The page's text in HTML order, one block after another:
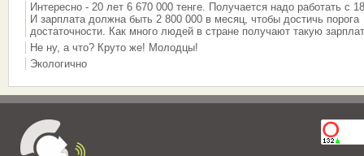
Интересно - 20 лет 6 670 000 тенге. Получается надо работать с
И зарплата должна быть 2 800 000 в месяц, чтобы достичь порога
достаточности. Как много людей в стране получают такую
Не ну, а что? Круто же! Молодцы!
Экологично